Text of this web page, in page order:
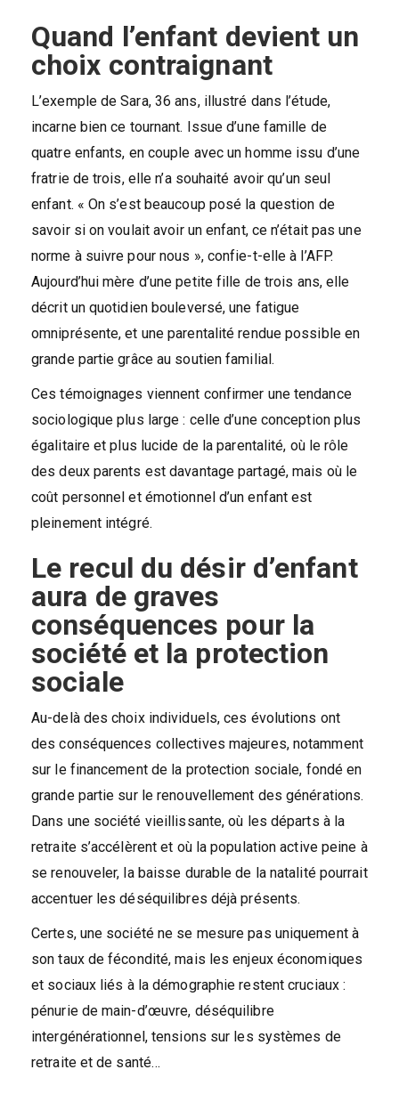
Quand l’enfant devient un
choix contraignant
L’exemple de Sara, 36 ans, illustré dans l’étude,
incarne bien ce tournant. Issue d’une famille de
quatre enfants, en couple avec un homme issu d’une
fratrie de trois, elle n’a souhaité avoir qu’un seul
enfant. « On s’est beaucoup posé la question de
savoir si on voulait avoir un enfant, ce n’était pas une
norme à suivre pour nous », confie-t-elle à l’AFP.
Aujourd’hui mère d’une petite fille de trois ans, elle
décrit un quotidien bouleversé, une fatigue
omniprésente, et une parentalité rendue possible en
grande partie grâce au soutien familial.
Ces témoignages viennent confirmer une tendance
sociologique plus large : celle d’une conception plus
égalitaire et plus lucide de la parentalité, où le rôle
des deux parents est davantage partagé, mais où le
coût personnel et émotionnel d’un enfant est
pleinement intégré.
Le recul du désir d’enfant
aura de graves
conséquences pour la
société et la protection
sociale
Au-delà des choix individuels, ces évolutions ont
des conséquences collectives majeures, notamment
sur le financement de la protection sociale, fondé en
grande partie sur le renouvellement des générations.
Dans une société vieillissante, où les départs à la
retraite s’accélèrent et où la population active peine à
se renouveler, la baisse durable de la natalité pourrait
accentuer les déséquilibres déjà présents.
Certes, une société ne se mesure pas uniquement à
son taux de fécondité, mais les enjeux économiques
et sociaux liés à la démographie restent cruciaux :
pénurie de main-d’œuvre, déséquilibre
intergénérationnel, tensions sur les systèmes de
retraite et de santé…